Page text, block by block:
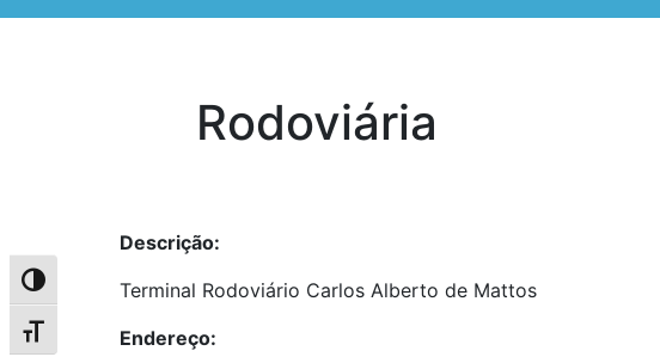
Alternar alto contraste
Alternar tamanho da fonte
Rodoviária
Descrição:
Terminal Rodoviário Carlos Alberto de Mattos
Endereço: